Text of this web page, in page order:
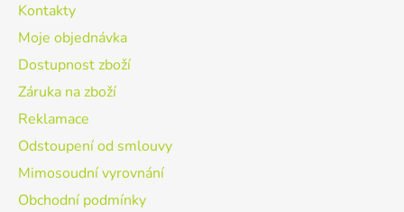
Kontakty
Moje objednávka
Dostupnost zboží
Záruka na zboží
Reklamace
Odstoupení od smlouvy
Mimosoudní vyrovnání
Obchodní podmínky